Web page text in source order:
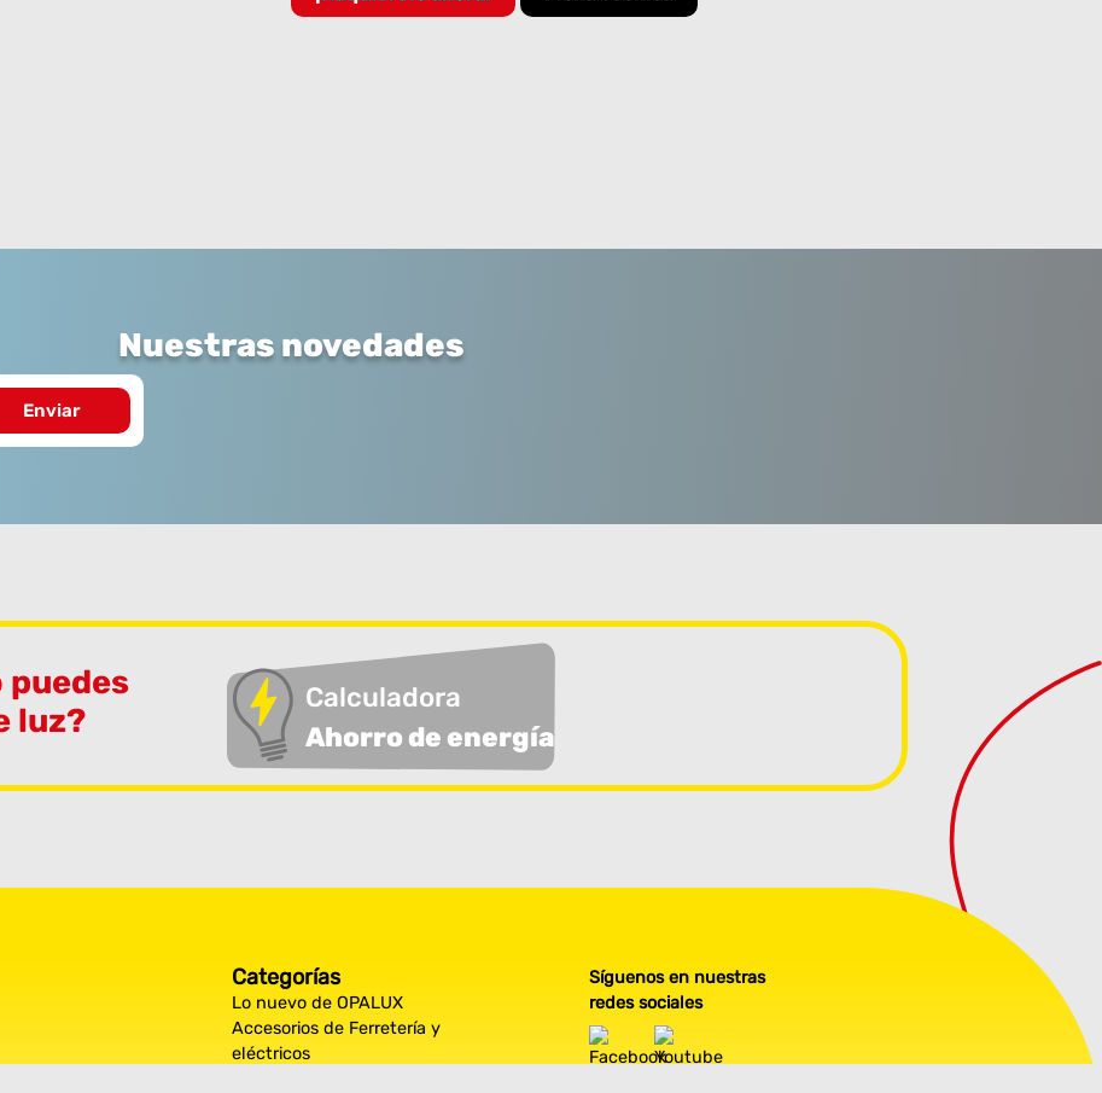
Nuestras novedades
puedes
luz?
Calculadora
Ahorro de energía
Categorías
Lo nuevo de OPALUX
Accesorios de Ferretería y
eléctricos
Síguenos en nuestras
redes sociales